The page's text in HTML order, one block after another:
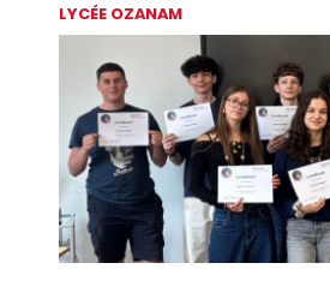
LYCÉE OZANAM